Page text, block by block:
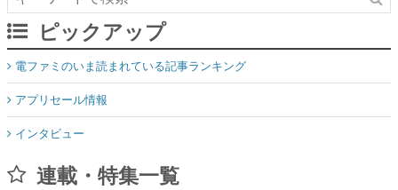
ピックアップ
電ファミのいま読まれている記事ランキング
アプリセール情報
インタビュー
連載・特集一覧